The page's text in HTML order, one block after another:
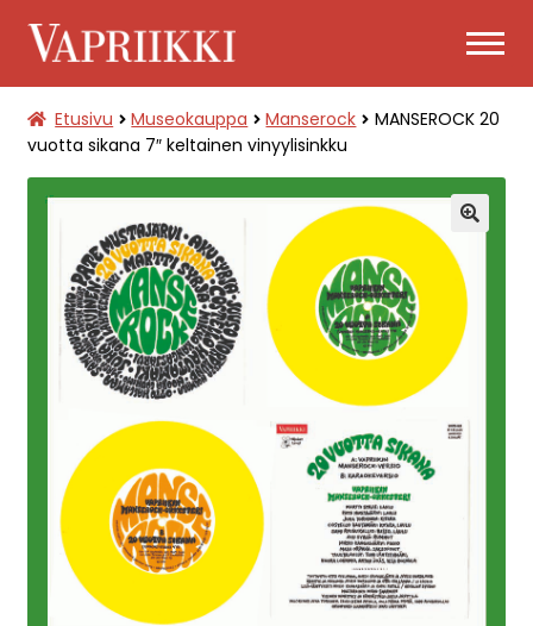
Siirry
navigointiin
Siirry
sisältöön
PÄÄSYLIPUT
MUSEOKAUPPA
LAAJENNA
ALEMMAN
TASON
VALIKKO
Etusivu Museokauppa Manserock
MANSEROCK 20
vuotta sikana 7″ keltainen vinyylisinkku